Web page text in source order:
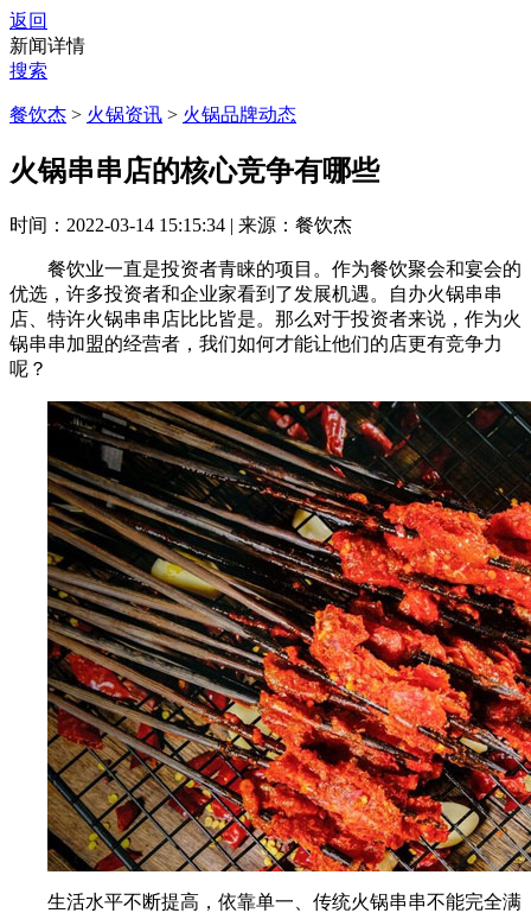
返回
新闻详情
搜索
餐饮杰 > 火锅资讯 > 火锅品牌动态
火锅串串店的核心竞争有哪些
时间：2022-03-14 15:15:34 | 来源：餐饮杰
餐饮业一直是投资者青睐的项目。作为餐饮聚会和宴会的
优选，许多投资者和企业家看到了发展机遇。自办火锅串串
店、特许火锅串串店比比皆是。那么对于投资者来说，作为火
锅串串加盟的经营者，我们如何才能让他们的店更有竞争力
呢？
生活水平不断提高，依靠单一、传统火锅串串不能完全满